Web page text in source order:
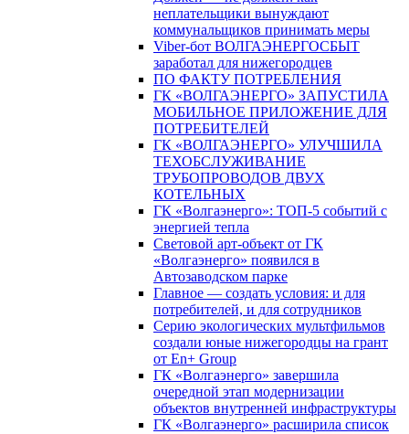
неплательщики вынуждают
коммунальщиков принимать меры
Viber-бот ВОЛГАЭНЕРГОСБЫТ
заработал для нижегородцев
ПО ФАКТУ ПОТРЕБЛЕНИЯ
ГК «ВОЛГАЭНЕРГО» ЗАПУСТИЛА
МОБИЛЬНОЕ ПРИЛОЖЕНИЕ ДЛЯ
ПОТРЕБИТЕЛЕЙ
ГК «ВОЛГАЭНЕРГО» УЛУЧШИЛА
ТЕХОБСЛУЖИВАНИЕ
ТРУБОПРОВОДОВ ДВУХ
КОТЕЛЬНЫХ
ГК «Волгаэнерго»: ТОП-5 событий с
энергией тепла
Световой арт-объект от ГК
«Волгаэнерго» появился в
Автозаводском парке
Главное — создать условия: и для
потребителей, и для сотрудников
Серию экологических мультфильмов
создали юные нижегородцы на грант
от En+ Group
ГК «Волгаэнерго» завершила
очередной этап модернизации
объектов внутренней инфраструктуры
ГК «Волгаэнерго» расширила список